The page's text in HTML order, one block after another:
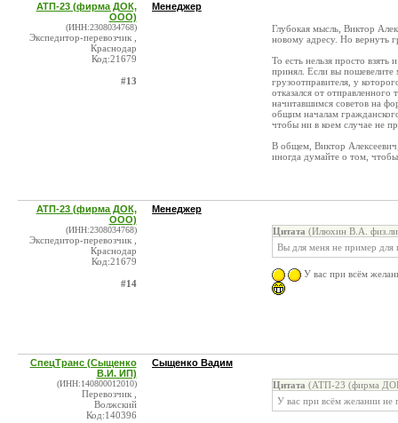
АТП-23 (фирма ДОК,
ООО)
(ИНН:2308034768)
Экспедитор-перевозчик ,
Краснодар
Код:21679
#13
Менеджер
Глубокая мысль, Виктор
новому адресу. Но вернуть
То есть нельзя просто взять
принял. Если вы пошевелите
грузоотправителя, у
отказался от
начитавшимся советов на
общим началам
чтобы ни в коем случае не
В общем, Виктор
иногда думайте о том,
АТП-23 (фирма ДОК,
ООО)
(ИНН:2308034768)
Экспедитор-перевозчик ,
Краснодар
Код:21679
#14
Менеджер
Цитата (Илюхин В.А.
Вы для меня не пример для
У вас при всём
СпецТранс (Сыщенко
В.И. ИП)
(ИНН:140800012010)
Перевозчик ,
Волжский
Код:140396
Сыщенко Вадим
Цитата (АТП-23 (фирма
У вас при всём желании не